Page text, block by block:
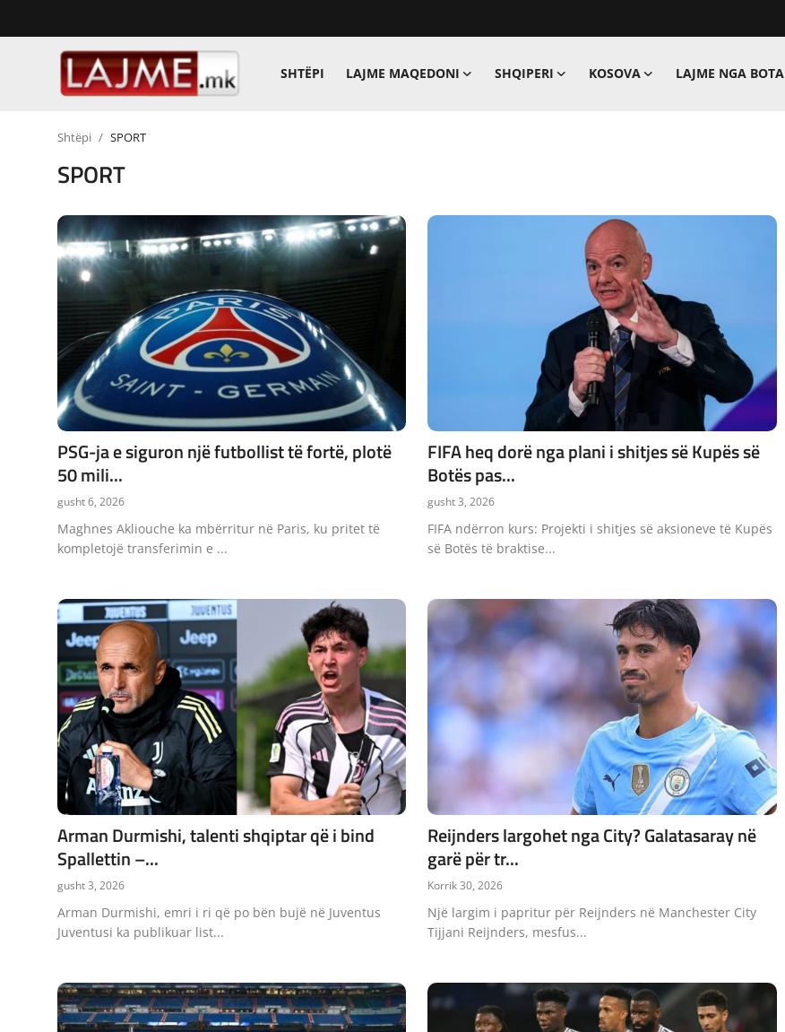
SHTËPI LAJME MAQEDONI SHQIPERI KOSOVA LAJME NGA BOTA
KOSOVA
LAJME NGA BOTA
SHENDETI
Shqip
Shtëpi SPORT
SPORT
PSG-ja e siguron një futbollist të fortë, plotë
50 mili...
gusht 6, 2026
Maghnes Akliouche ka mbërritur në Paris, ku pritet të
kompletojë transferimin e ...
FIFA heq dorë nga plani i shitjes së Kupës së
Botës pas...
gusht 3, 2026
FIFA ndërron kurs: Projekti i shitjes së aksioneve të Kupës
së Botës të braktise...
Arman Durmishi, talenti shqiptar që i bind
Spallettin –...
gusht 3, 2026
Arman Durmishi, emri i ri që po bën bujë në Juventus
Juventusi ka publikuar list...
Reijnders largohet nga City? Galatasaray në
garë për tr...
Korrik 30, 2026
Një largim i papritur për Reijnders në Manchester City
Tijjani Reijnders, mesfus...